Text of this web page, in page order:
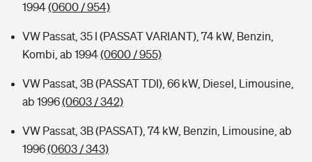
1994(0600 / 954)
VW Passat, 35 I (PASSAT VARIANT), 74 kW, Benzin,
Kombi, ab 1994(0600 / 955)
VW Passat, 3B (PASSAT TDI), 66 kW, Diesel, Limousine,
ab 1996(0603 / 342)
VW Passat, 3B (PASSAT), 74 kW, Benzin, Limousine, ab
1996(0603 / 343)